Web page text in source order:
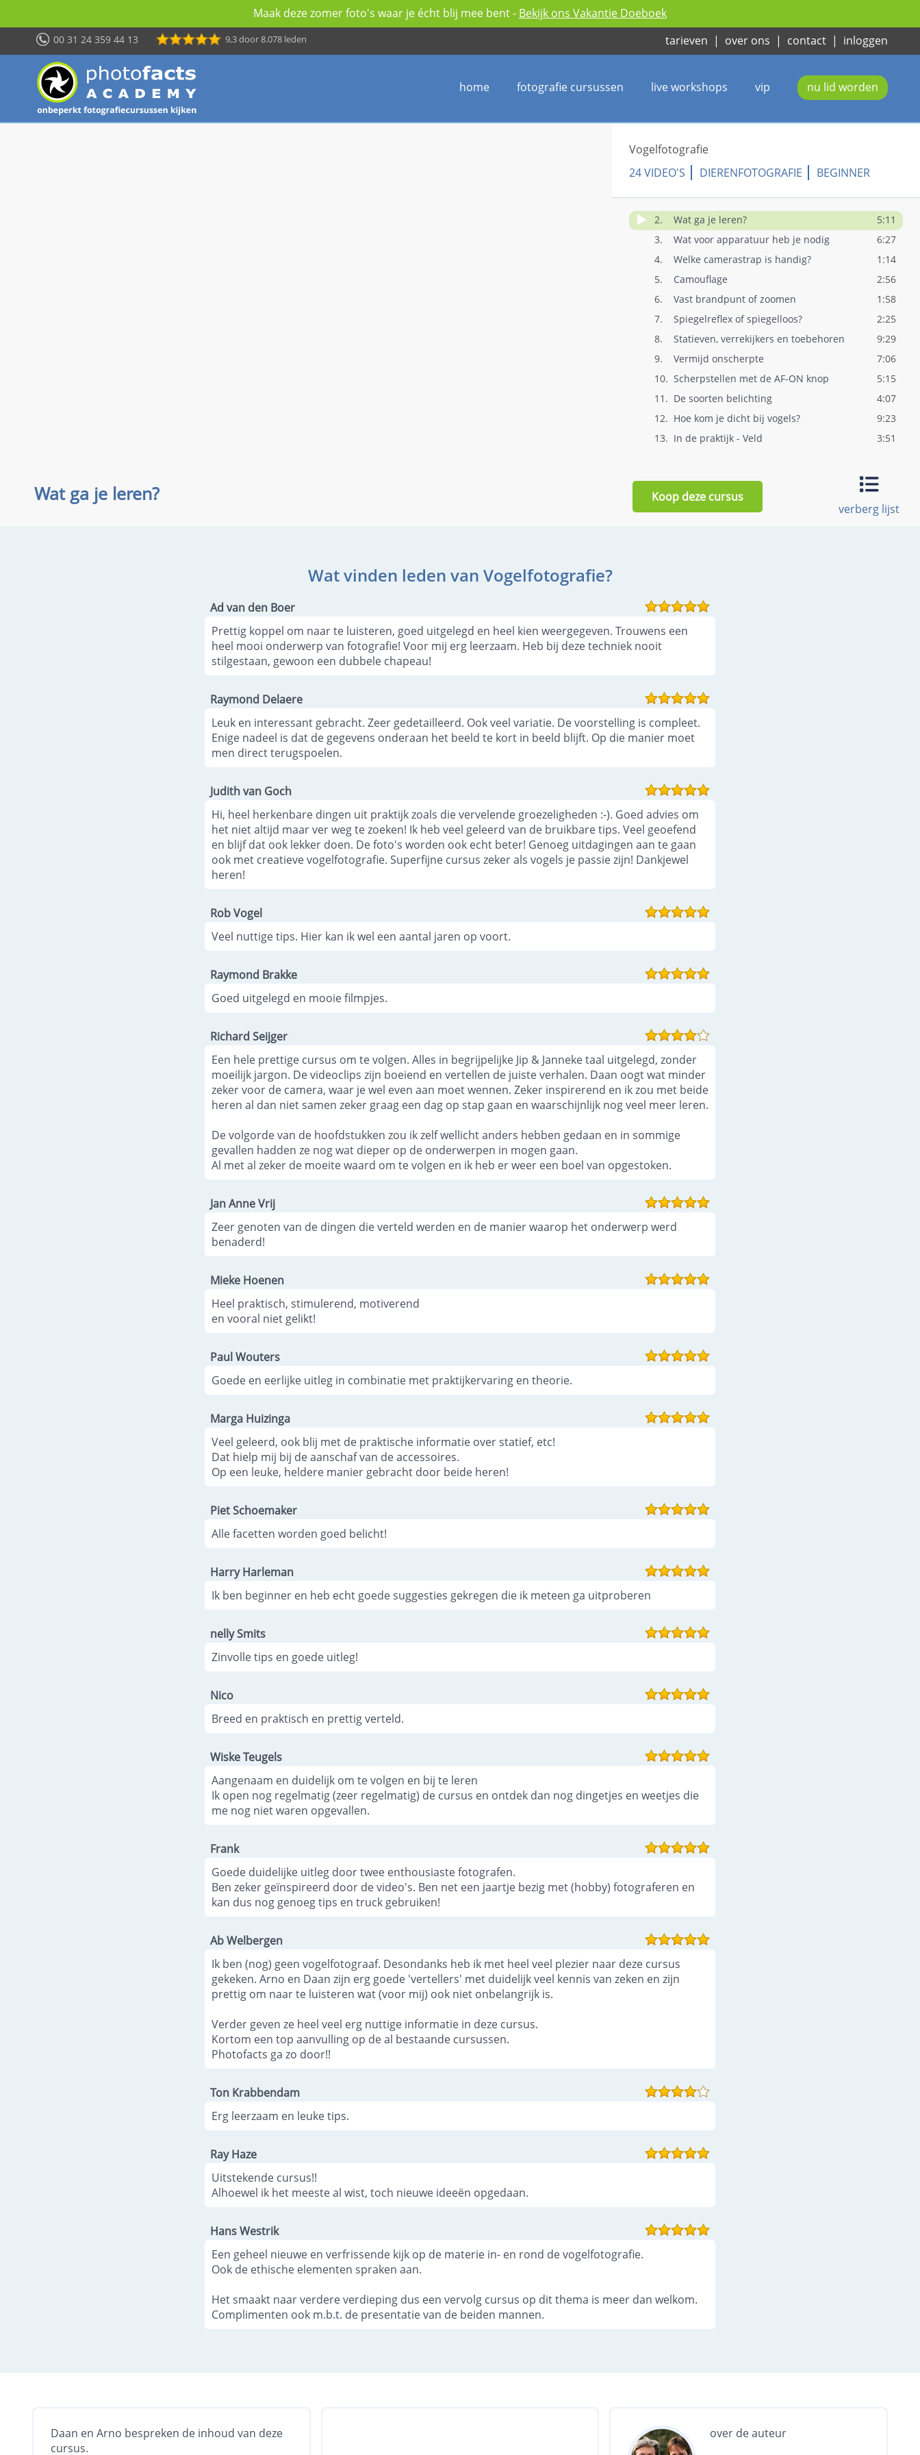
Maak deze zomer foto's waar je écht blij mee bent - Bekijk ons Vakantie Doeboek
00 31 24 359 44 13 9,3door 8.078 leden tarieven | over ons | contact | inloggen
nu lid worden
vip
live workshops
fotografie cursussen
home
Vogelfotografie
24 VIDEO'S
DIERENFOTOGRAFIE BEGINNER
1. Ontdek hoe je vogelfoto's maakt (promo)
1:45
2.
Wat ga je leren?
5:11
3.
Wat voor apparatuur heb je nodig
6:27
4.
Welke camerastrap is handig?
1:14
5.
Camouflage
2:56
6.
Vast brandpunt of zoomen
1:58
7.
Spiegelreflex of spiegelloos?
2:25
8.
Statieven, verrekijkers en toebehoren
9:29
9.
Vermijd onscherpte
7:06
10. Scherpstellen met de AF-ON knop
5:15
11. De soorten belichting
4:07
12. Hoe kom je dicht bij vogels?
9:23
13. In de praktijk - Veld
3:51
15. Hoe stel ik handmatig scherp
3:16
16. In de praktijk - Auto
2:51
21.
Vogelfotografie en ethiek
22. Hoe fotografeer je vliegende vogels?
23.
Hoe bepaal ik mijn compositie?
Wat ga je leren? Koop deze cursus
verberg lijst
Wat vinden leden van Vogelfotografie?
Ad van den Boer
Prettig koppel om naar te luisteren, goed uitgelegd en heel kien weergegeven. Trouwens een
heel mooi onderwerp van fotografie! Voor mij erg leerzaam. Heb bij deze techniek nooit
stilgestaan, gewoon een dubbele chapeau!
Raymond Delaere
Leuk en interessant gebracht. Zeer gedetailleerd. Ook veel variatie. De voorstelling is compleet.
Enige nadeel is dat de gegevens onderaan het beeld te kort in beeld blijft. Op die manier moet
men direct terugspoelen.
Judith van Goch
Hi, heel herkenbare dingen uit praktijk zoals die vervelende groezeligheden :-). Goed advies om
het niet altijd maar ver weg te zoeken! Ik heb veel geleerd van de bruikbare tips. Veel geoefend
en blijf dat ook lekker doen. De foto's worden ook echt beter! Genoeg uitdagingen aan te gaan
ook met creatieve vogelfotografie. Superfijne cursus zeker als vogels je passie zijn! Dankjewel
heren!
Rob Vogel
Veel nuttige tips. Hier kan ik wel een aantal jaren op voort.
Raymond Brakke
Goed uitgelegd en mooie filmpjes.
Richard Seijger
Een hele prettige cursus om te volgen. Alles in begrijpelijke Jip & Janneke taal uitgelegd, zonder
moeilijk jargon. De videoclips zijn boeiend en vertellen de juiste verhalen. Daan oogt wat minder
zeker voor de camera, waar je wel even aan moet wennen. Zeker inspirerend en ik zou met beide
heren al dan niet samen zeker graag een dag op stap gaan en waarschijnlijk nog veel meer leren.
De volgorde van de hoofdstukken zou ik zelf wellicht anders hebben gedaan en in sommige
gevallen hadden ze nog wat dieper op de onderwerpen in mogen gaan.
Al met al zeker de moeite waard om te volgen en ik heb er weer een boel van opgestoken.
Jan Anne Vrij
Zeer genoten van de dingen die verteld werden en de manier waarop het onderwerp werd
benaderd!
Mieke Hoenen
Heel praktisch, stimulerend, motiverend
en vooral niet gelikt!
Paul Wouters
Goede en eerlijke uitleg in combinatie met praktijkervaring en theorie.
Marga Huizinga
Veel geleerd, ook blij met de praktische informatie over statief, etc!
Dat hielp mij bij de aanschaf van de accessoires.
Op een leuke, heldere manier gebracht door beide heren!
Piet Schoemaker
Alle facetten worden goed belicht!
Harry Harleman
Ik ben beginner en heb echt goede suggesties gekregen die ik meteen ga uitproberen
nelly Smits
Zinvolle tips en goede uitleg!
Nico
Breed en praktisch en prettig verteld.
Wiske Teugels
Aangenaam en duidelijk om te volgen en bij te leren
Ik open nog regelmatig (zeer regelmatig) de cursus en ontdek dan nog dingetjes en weetjes die
me nog niet waren opgevallen.
Frank
Goede duidelijke uitleg door twee enthousiaste fotografen.
Ben zeker geïnspireerd door de video's. Ben net een jaartje bezig met (hobby) fotograferen en
kan dus nog genoeg tips en truck gebruiken!
Ab Welbergen
Ik ben (nog) geen vogelfotograaf. Desondanks heb ik met heel veel plezier naar deze cursus
gekeken. Arno en Daan zijn erg goede 'vertellers' met duidelijk veel kennis van zeken en zijn
prettig om naar te luisteren wat (voor mij) ook niet onbelangrijk is.
Verder geven ze heel veel erg nuttige informatie in deze cursus.
Kortom een top aanvulling op de al bestaande cursussen.
Photofacts ga zo door!!
Ton Krabbendam
Erg leerzaam en leuke tips.
Ray Haze
Uitstekende cursus!!
Alhoewel ik het meeste al wist, toch nieuwe ideeën opgedaan.
Hans Westrik
Een geheel nieuwe en verfrissende kijk op de materie in- en rond de vogelfotografie.
Ook de ethische elementen spraken aan.
Het smaakt naar verdere verdieping dus een vervolg cursus op dit thema is meer dan welkom.
Complimenten ook m.b.t. de presentatie van de beiden mannen.
Daan en Arno bespreken de inhoud van deze
cursus.
over de auteur